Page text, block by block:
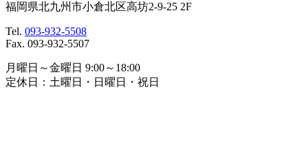
福岡県北九州市小倉北区高坊2-9-25 2F
Tel. 093-932-5508
Fax. 093-932-5507
月曜日～金曜日 9:00～18:00
定休日：土曜日・日曜日・祝日